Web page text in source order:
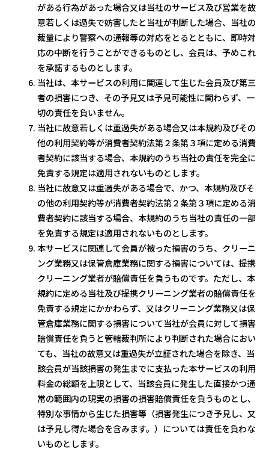
がある行為があった場合又は当社のサービス及び営業を故
意若しくは過失で妨害したと当社が判断した場合、当社の
裁量により警察への通報等の対応をとるとともに、即時対
応の中断を行うことができるものとし、会員は、予めこれ
を承諾するものとします。
当社は、本サービスの利用に関連して生じた会員及び第三
者の損害につき、その予見又は予見可能性に関わらず、一
切の責任を負いません。
当社に故意若しくは重過失がある場合又は本規約及びその
他の利用契約等が消費者契約法第２条第３項に定める消費
者契約に該当する場合、本規約のうち当社の責任を完全に
免責する規定は適用されないものとします。
当社に故意又は重過失がある場合で、かつ、本規約及びそ
の他の利用契約等が消費者契約法第２条第３項に定める消
費者契約に該当する場合、本規約のうち当社の責任の一部
を免責する規定は適用されないものとします。
本サービスに関連して会員が被った損害のうち、クリーニ
ング業務又は保管倉庫業務に関する損害については、提携
クリーニング業者が賠償責任を負うものです。ただし、本
規約に定める当社及び提携クリーニング業者の賠償責任を
免責する規定にかかわらず、又はクリーニング業務又は保
管倉庫業務に関する損害について当社が会員に対して損害
賠償責任を負うと管轄裁判所により判断された場合におい
ても、当社の故意又は重過失が立証された場合を除き、当
該会員が当該損害の発生までに支払った本サービスの利用
料金の総額を上限として、当該会員に発生した直接かつ通
常の範囲内の現実の損害の損害賠償責任を負うものとし、
特別な事情から生じた損害等（損害発生につき予見し、又
は予見し得た場合を含みます。）については責任を負わな
いものとします。